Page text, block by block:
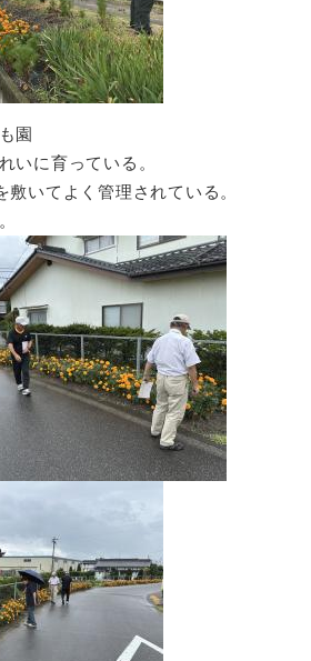
園
育っている。
てよく管理されている。